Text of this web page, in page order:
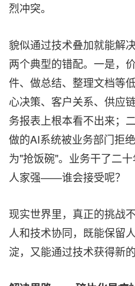
烈冲突。
貌似通过技术叠加就能解
两个典型的错配。一是，
件、做总结、整理文档等
心决策、客户关系、供应
务报表上根本看不出来；
做的AI系统被业务部门拒
为"抢饭碗"。业务干了二
人家强——谁会接受呢？
现实世界里，真正的挑战
人和技术协同，既能保留
淀，又能通过技术获得新